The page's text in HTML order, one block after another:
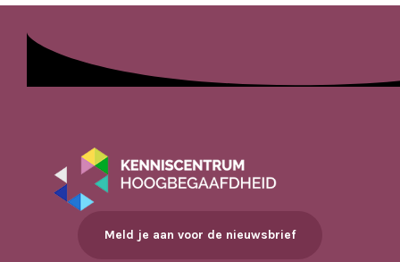
Meld je aan voor de nieuwsbrief